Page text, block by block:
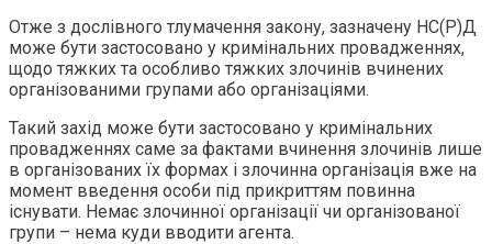
Отже з дослівного тлумачення закону, зазначену НС(Р)Д
може бути застосовано у кримінальних провадженнях,
щодо тяжких та особливо тяжких злочинів вчинених
організованими групами або організаціями.
Такий захід може бути застосовано у кримінальних
провадженнях саме за фактами вчинення злочинів лише
в організованих їх формах і злочинна організація вже на
момент введення особи під прикриттям повинна
існувати. Немає злочинної організації чи організованої
групи – нема куди вводити агента.